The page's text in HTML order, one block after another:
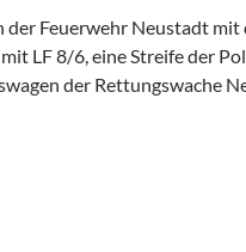
der Feuerwehr Neustadt mit
LF 8/6, eine Streife der
der Rettungswache